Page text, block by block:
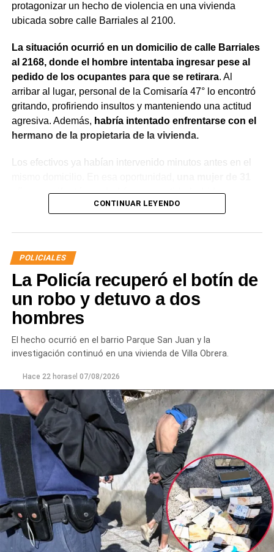
protagonizar un hecho de violencia en una vivienda
ubicada sobre calle Barriales al 2100.
La situación ocurrió en un domicilio de calle Barriales
al 2168, donde el hombre intentaba ingresar pese al
pedido de los ocupantes para que se retirara. Al
arribar al lugar, personal de la Comisaría 47° lo encontró
gritando, profiriendo insultos y manteniendo una actitud
agresiva. Además, habría intentado enfrentarse con el
hermano de la propietaria de la vivienda.
Los efectivos ya habían intervenido minutos antes en el
años manifestó que había compartido bebidas
alcohólicas con el joven y que, en el marco de una
denuncia penal ni recibir asistencia médica y
únicamente solicitó que el joven se retirara del lugar
para evitar que el conflicto continuara.
Ante la persistencia de la conducta agresiva y el
efectivos, el hombre fue demorado con el objetivo de
mayor gravedad.
CONTINUAR LEYENDO
POLICIALES
La Policía recuperó el botín de
un robo y detuvo a dos
hombres
El hecho ocurrió en el barrio Parque San Juan y la
investigación continuó en una vivienda de Villa Obrera.
Hace 22 horasel 07/08/2026